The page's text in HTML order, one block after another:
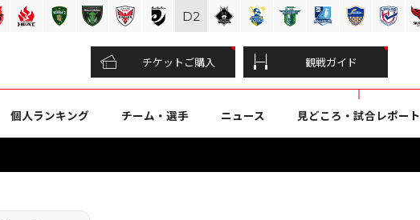
チケットご購入 観戦ガイド
個人ランキング チーム・選手 ニュース 見どころ・試合レポート
D2